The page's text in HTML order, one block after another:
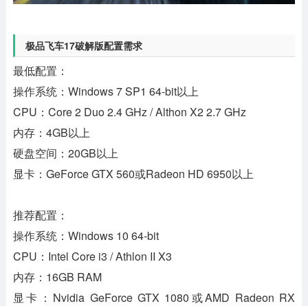
极品飞车17破解版配置需求
最低配置：
操作系统：Windows 7 SP1 64-bit以上
CPU：Core 2 Duo 2.4 GHz / Althon X2 2.7 GHz
内存：4GB以上
硬盘空间：20GB以上
显卡：GeForce GTX 560或Radeon HD 6950以上
推荐配置：
操作系统：Windows 10 64-bit
CPU：Intel Core i3 / Athlon II X3
内存：16GB RAM
显卡：Nvidia GeForce GTX 1080或AMD Radeon RX